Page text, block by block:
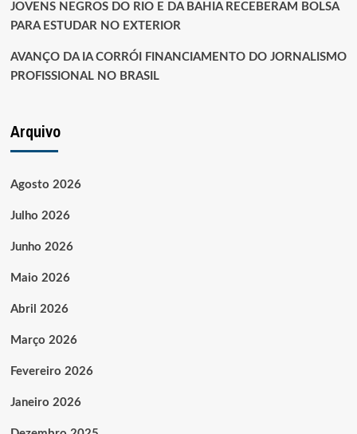
JOVENS NEGROS DO RIO E DA BAHIA RECEBERAM BOLSA
PARA ESTUDAR NO EXTERIOR
AVANÇO DA IA CORRÓI FINANCIAMENTO DO JORNALISMO
PROFISSIONAL NO BRASIL
Arquivo
Agosto 2026
Julho 2026
Junho 2026
Maio 2026
Abril 2026
Março 2026
Fevereiro 2026
Janeiro 2026